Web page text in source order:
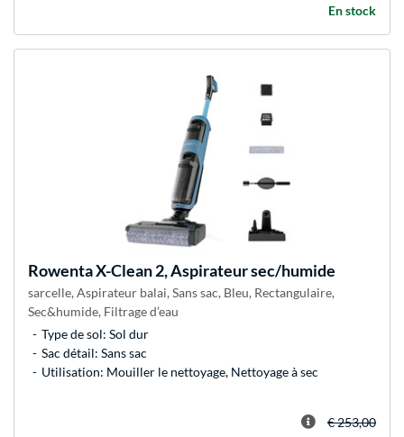
En stock
RowentaX-Clean 2, Aspirateur sec/humide
sarcelle, Aspirateur balai, Sans sac, Bleu, Rectangulaire,
Sec&humide, Filtrage d’eau
Type de sol: Sol dur
Sac détail: Sans sac
Utilisation: Mouiller le nettoyage, Nettoyage à sec
€ 253,00